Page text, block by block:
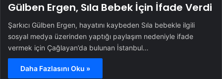
Gülben Ergen, Sıla Bebek İçin İfade Verdi
Şarkıcı Gülben Ergen, hayatını kaybeden Sıla bebekle ilgili
sosyal medya üzerinden yaptığı paylaşım nedeniyle ifade
vermek için Çağlayan’da bulunan İstanbul…
Daha Fazlasını Oku »